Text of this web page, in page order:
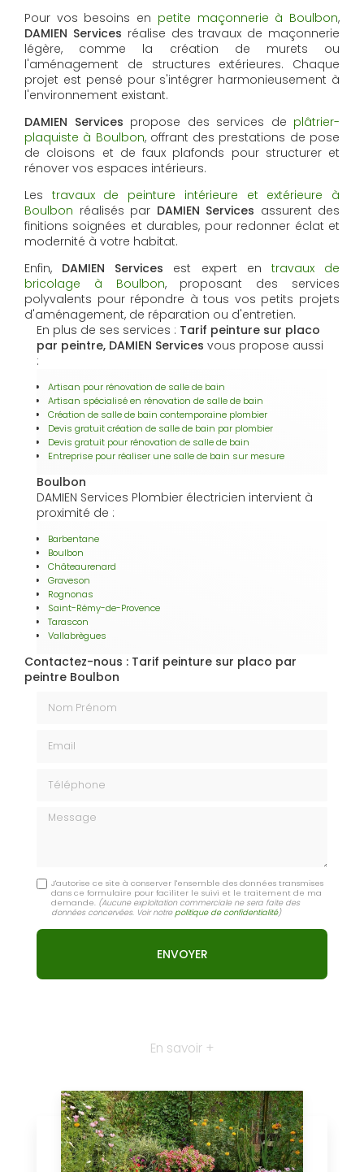
Pour vos besoins en petite maçonnerie à Boulbon,
DAMIEN Services réalise des travaux de maçonnerie
légère, comme la création de murets ou
l'aménagement de structures extérieures. Chaque
projet est pensé pour s'intégrer harmonieusement à
l'environnement existant.
DAMIEN Services propose des services de plâtrier-
plaquiste à Boulbon, offrant des prestations de pose
de cloisons et de faux plafonds pour structurer et
rénover vos espaces intérieurs.
Les travaux de peinture intérieure et extérieure à
Boulbon réalisés par DAMIEN Services assurent des
finitions soignées et durables, pour redonner éclat et
modernité à votre habitat.
Enfin, DAMIEN Services est expert en travaux de
bricolage à Boulbon, proposant des services
polyvalents pour répondre à tous vos petits projets
d'aménagement, de réparation ou d'entretien.
En plus de ses services : Tarif peinture sur placo
par peintre, DAMIEN Services vous propose aussi
:
Artisan pour rénovation de salle de bain
Artisan spécialisé en rénovation de salle de bain
Création de salle de bain contemporaine plombier
Devis gratuit création de salle de bain par plombier
Devis gratuit pour rénovation de salle de bain
Entreprise pour réaliser une salle de bain sur mesure
Boulbon
DAMIEN Services Plombier électricien intervient à
proximité de :
Barbentane
Boulbon
Châteaurenard
Graveson
Rognonas
Saint-Rémy-de-Provence
Tarascon
Vallabrègues
Contactez-nous : Tarif peinture sur placo par
peintre Boulbon
Message
J'autorise ce site à conserver l'ensemble des données transmises
dans ce formulaire pour faciliter le suivi et le traitement de ma
demande. (Aucune exploitation commerciale ne sera faite des
données concervées. Voir notrepolitique de confidentialité)
En savoir +